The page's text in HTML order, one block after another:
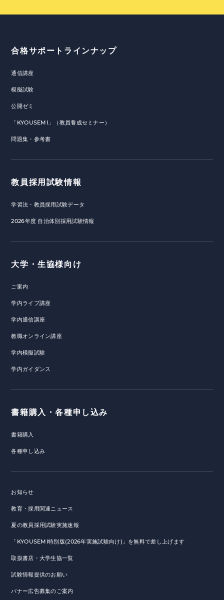
合格サポートラインナップ
通信講座
模擬試験
公開ゼミ
「KYOUSEMI」（教員養成セミナー）
問題集・参考書
教員採用試験情報
学習法・教員採用試験データ
2026年度 自治体別採用試験情報
大学・生協様向け
ご案内
学内ライブ講座
学内通信講座
教職オンライン講座
学内模擬試験
学内ガイダンス
書籍購入・各種申し込み
書籍購入
各種申し込み
お知らせ
教育・採用関連ニュース
夏の教員採用試験実施速報
「KYOUSEMI特別版(2026年実施試験向け)」を無料で差し上げます
取扱書店・大学生協一覧
試験情報提供のお願い
バナー広告募集のご案内